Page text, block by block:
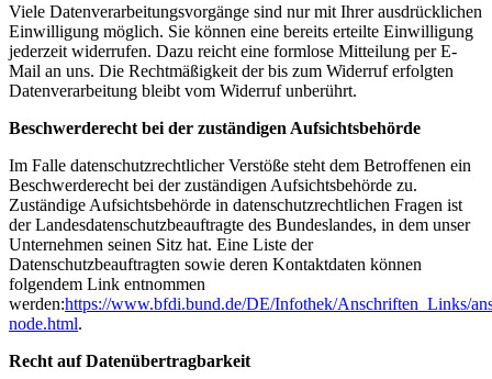
Viele Datenverarbeitungsvorgänge sind nur mit Ihrer ausdrücklichen
Einwilligung möglich. Sie können eine bereits erteilte Einwilligung
jederzeit widerrufen. Dazu reicht eine formlose Mitteilung per E-
Mail an uns. Die Rechtmäßigkeit der bis zum Widerruf erfolgten
Datenverarbeitung bleibt vom Widerruf unberührt.
Beschwerderecht bei der zuständigen Aufsichtsbehörde
Im Falle datenschutzrechtlicher Verstöße steht dem Betroffenen ein
Beschwerderecht bei der zuständigen Aufsichtsbehörde zu.
Zuständige Aufsichtsbehörde in datenschutzrechtlichen Fragen ist
der Landesdatenschutzbeauftragte des Bundeslandes, in dem unser
Unternehmen seinen Sitz hat. Eine Liste der
Datenschutzbeauftragten sowie deren Kontaktdaten können
folgendem Link entnommen
werden:https://www.bfdi.bund.de/DE/Infothek/Anschriften_Links/
node.html.
Recht auf Datenübertragbarkeit